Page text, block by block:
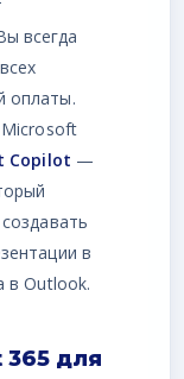
всегда
оплаты.
Microsoft
Copilot —
в
в Outlook.
365 для